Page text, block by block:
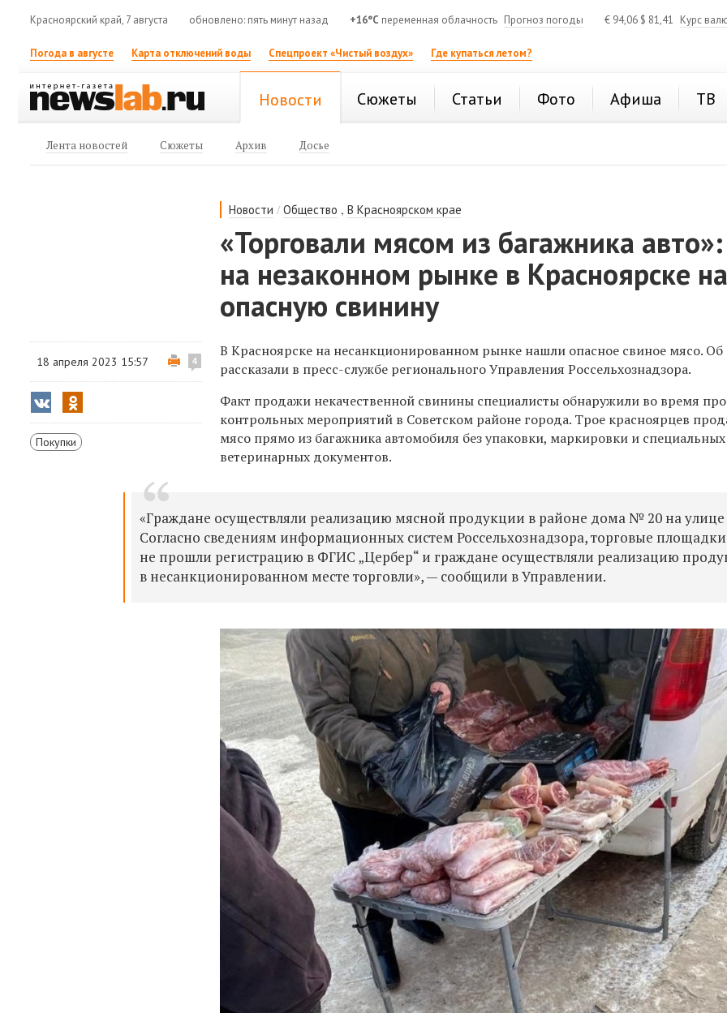
Красноярский край, 7 августа обновлено: пять минут назад +16°C переменная облачность Прогноз погоды € 94,06 $ 81,41 Курс
Погода в августе Карта отключений воды Спецпроект «Чистый воздух» Где купаться летом?
Новости Сюжеты Статьи Фото Афиша ТВ
Лента новостей Сюжеты Архив Досье
Новости /Общество ,В Красноярском крае
«Торговали мясом из багажника авто»:
на незаконном рынке в Красноярске
опасную свинину
18 апреля 2023 15:57 4
Покупки
В Красноярске на несанкционированном рынке нашли опасное свиное мясо. Об
рассказали в пресс-службе регионального Управления Россельхознадзора.
Факт продажи некачественной свинины специалисты обнаружили во время
контрольных мероприятий в Советском районе города. Трое красноярцев
мясо прямо из багажника автомобиля без упаковки, маркировки и специальных
ветеринарных документов.
«Граждане осуществляли реализацию мясной продукции в районе дома № 20 на улице
Согласно сведениям информационных систем Россельхознадзора, торговые площадки
не прошли регистрацию в ФГИС „Цербер“ и граждане осуществляли реализацию
в несанкционированном месте торговли», — сообщили в Управлении.